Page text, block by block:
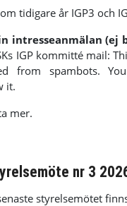
tidigare år IGP3 och
intresseanmälan (ej
IGP kommitté mail:
from spambots.
it.
mer.
nr 3
styrelsemötet